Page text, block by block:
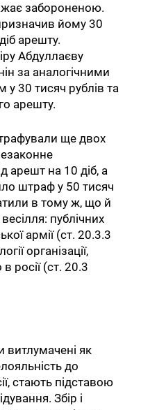
забороненою.
йому 30
арешту.
Абдуллаєву
за аналогічними
30 тисяч рублів та
арешту.
ще двох
арешт на 10 діб, а
штраф у 50 тисяч
в тому ж, що й
публічних
армії (ст. 20.3.3
організації,
росії (ст. 20.3
витлумачені як
до
стають підставою
Збір і